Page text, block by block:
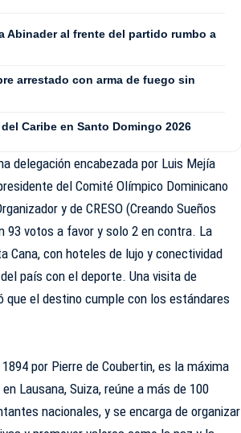
Abinader al frente del partido rumbo a
arrestado con arma de fuego sin
Caribe en Santo Domingo 2026
delegación encabezada por Luis Mejía
del Comité Olímpico Dominicano
y de CRESO (Creando Sueños
93 votos a favor y solo 2 en contra. La
con hoteles de lujo y conectividad
país con el deporte. Una visita de
que el destino cumple con los estándares
por Pierre de Coubertin, es la máxima
Lausana, Suiza, reúne a más de 100
nacionales, y se encarga de organizar